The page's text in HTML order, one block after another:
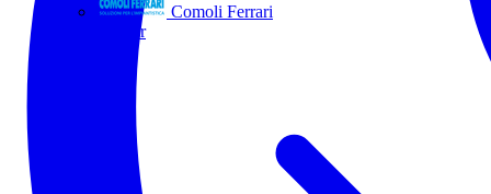
Comoli Ferrari
Tutti i partner